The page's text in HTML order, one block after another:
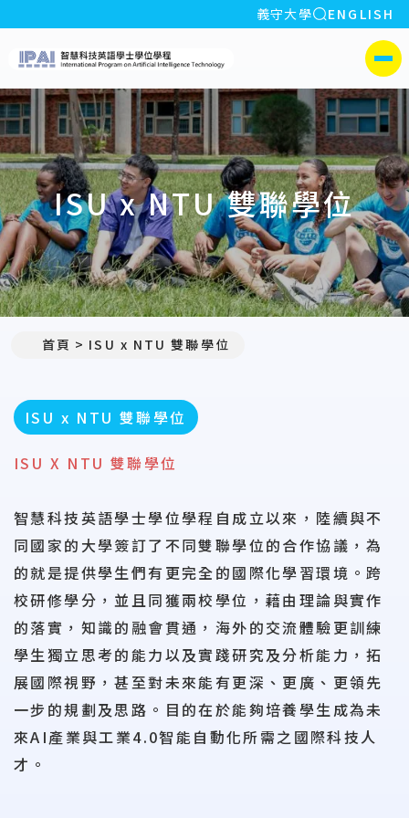
:::
義守大學 全站搜索
ENGLISH
義守大學智慧科技英語學
側選單
ISU x NTU 雙聯學位
首頁 ISU x NTU 雙聯學位
ISU x NTU 雙聯學位
ISU X NTU 雙聯學位
智慧科技英語學士學位學程自成立以來，陸續與不
同國家的大學簽訂了不同雙聯學位的合作協議，為
的就是提供學生們有更完全的國際化學習環境。跨
校研修學分，並且同獲兩校學位，藉由理論與實作
的落實，知識的融會貫通，海外的交流體驗更訓練
學生獨立思考的能力以及實踐研究及分析能力，拓
展國際視野，甚至對未來能有更深、更廣、更領先
一步的規劃及思路。目的在於能夠培養學生成為未
來AI產業與工業4.0智能自動化所需之國際科技人
才。